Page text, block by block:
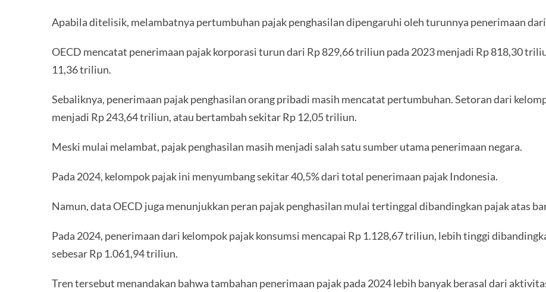
Apabila ditelisik, melambatnya pertumbuhan pajak penghasilan dipengaruhi oleh turunnya penerimaan
OECD mencatat penerimaan pajak korporasi turun dari Rp 829,66 triliun pada 2023 menjadi Rp 818,30
11,36 triliun.
Sebaliknya, penerimaan pajak penghasilan orang pribadi masih mencatat pertumbuhan. Setoran dari
menjadi Rp 243,64 triliun, atau bertambah sekitar Rp 12,05 triliun.
Meski mulai melambat, pajak penghasilan masih menjadi salah satu sumber utama penerimaan negara.
Pada 2024, kelompok pajak ini menyumbang sekitar 40,5% dari total penerimaan pajak Indonesia.
Namun, data OECD juga menunjukkan peran pajak penghasilan mulai tertinggal dibandingkan pajak atas
Pada 2024, penerimaan dari kelompok pajak konsumsi mencapai Rp 1.128,67 triliun, lebih tinggi
sebesar Rp 1.061,94 triliun.
Tren tersebut menandakan bahwa tambahan penerimaan pajak pada 2024 lebih banyak berasal dari